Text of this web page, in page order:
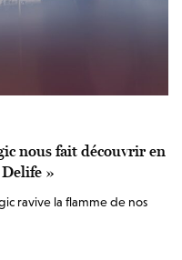
nous fait découvrir en
»
ravive la flamme de nos